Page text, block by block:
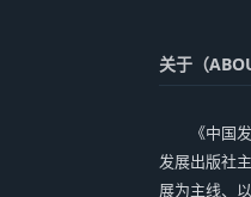
关于（
《中国
发展出版社
展为主线、